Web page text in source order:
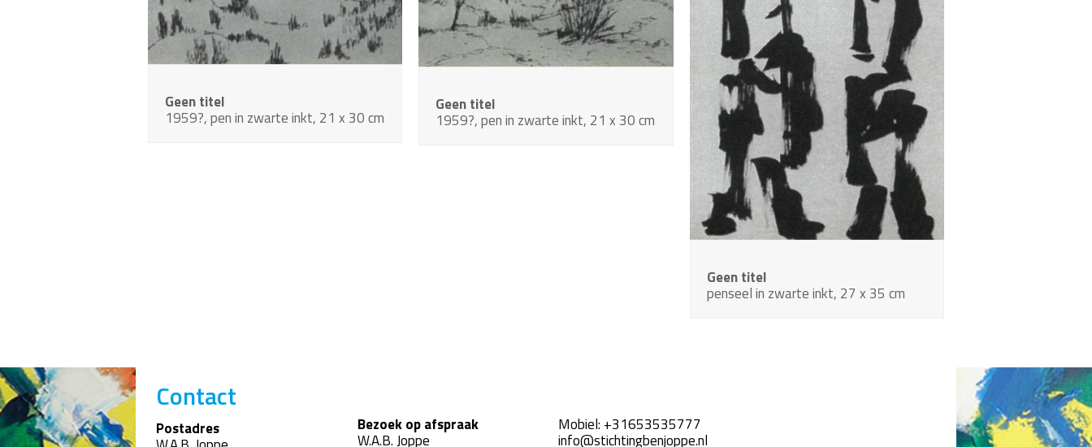
Geen titel
1959?, pen in zwarte inkt, 21 x 30 cm
Geen titel
1959?, pen in zwarte inkt, 21 x 30 cm
Geen titel
penseel in zwarte inkt, 27 x 35 cm
Contact
Postadres Bezoek op afspraak
W.A.B. Joppe
Mobiel: +31653535777
info@stichtingbenjoppe.nl